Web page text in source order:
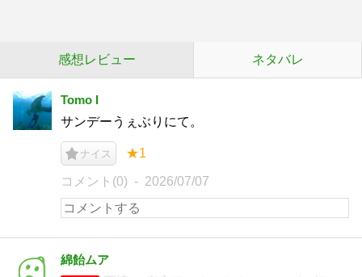
感想レビュー ネタバレ
Tomo I
サンデーうぇぶりにて。
ナイス ★1
コメント(0) 2026/07/07
綿飴ムア